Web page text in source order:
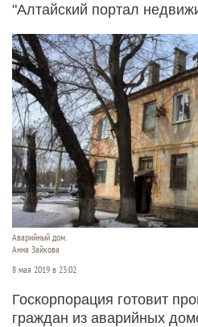
"Алтайский портал
Аварийный дом.
Анна Зайкова
8 мая 2019 в 23:02
Госкорпорация готовит
граждан из аварийных